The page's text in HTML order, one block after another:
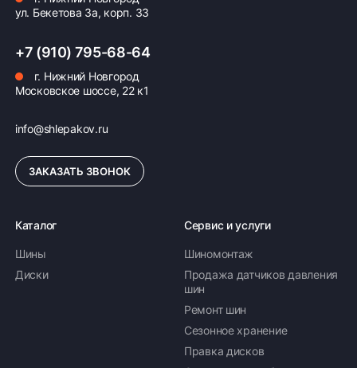
ПОДРОБНЕЕ ОБ ОПЛАТЕ
ул. Бекетова 3а, корп. 33
+7 (910) 795-68-64
г. Нижний Новгород
Московское шоссе, 22 к1
info@shlepakov.ru
ЗАКАЗАТЬ ЗВОНОК
Каталог
Шины
Диски
Сервис и услуги
Шиномонтаж
Продажа датчиков давления
шин
Ремонт шин
Сезонное хранение
Правка дисков